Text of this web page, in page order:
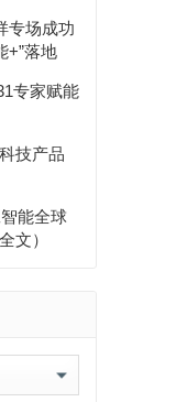
专场成功
+”落地
专家赋能
技产品
能全球
文）